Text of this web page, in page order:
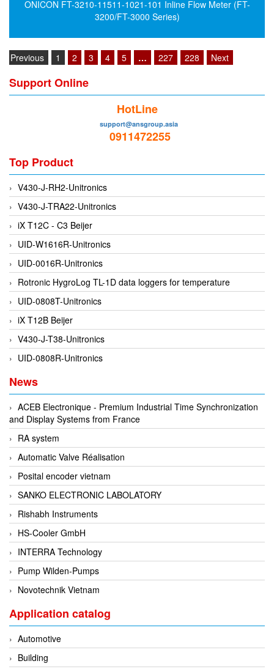
Emerson/Vertiv
Emotron
Enerdoor
Enerpac
ENERSYS
Enolgas
Envada
Environmental Compliance Products
EPC
EPE Process Filters & Accumulators
Epro/Emerson
ERE WIRELESS
Erhardt-Leimer
Erhardt-leimer
ERICHSEN
Erinda/Delta
ESA Automation Vietnam
Esa Pyronics
Euchner
EUCHNER GmbH + Co. KG VietNam
Eurotherm Vietnam
Eurovent
Evoqua
EXAIR
Exide Technologies Vietnam
EXOR
FAIRCHILD
ONICON FT-3210-11511-1021-101 Inline Flow Meter (FT-
3200/FT-3000 Series)
Previous 1 2 3 4 5 … 227 228 Next
Support Online
HotLine
support@ansgroup.asia
0911472255
Top Product
V430-J-RH2-Unitronics
V430-J-TRA22-Unitronics
iX T12C - C3 Beijer
UID-W1616R-Unitronics
UID-0016R-Unitronics
Rotronic HygroLog TL-1D data loggers for temperature
UID-0808T-Unitronics
iX T12B Beijer
V430-J-T38-Unitronics
UID-0808R-Unitronics
News
ACEB Electronique - Premium Industrial Time Synchronization
and Display Systems from France
RA system
Automatic Valve Réalisation
Posital encoder vietnam
SANKO ELECTRONIC LABOLATORY
Rishabh Instruments
HS-Cooler GmbH
INTERRA Technology
Pump Wilden-Pumps
Novotechnik Vietnam
Application catalog
Automotive
Building